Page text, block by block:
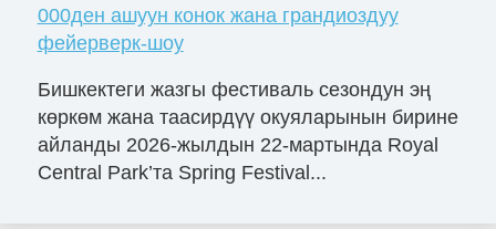
000ден ашуун конок жана грандиоздуу
фейерверк-шоу
Бишкектеги жазгы фестиваль сезондун эң
көркөм жана таасирдүү окуяларынын бирине
айланды 2026-жылдын 22-мартында Royal
Central Park’та Spring Festival...